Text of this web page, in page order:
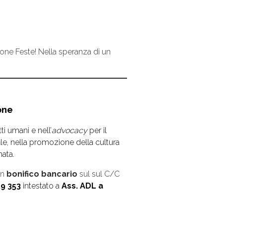
Feste! Nella speranza di un
umani e nell’advocacyper il
nella promozione della cultura
bonifico bancario sul sul C/C
353 intestato a Ass. ADL a